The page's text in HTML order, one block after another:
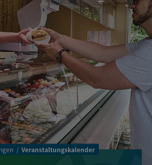
Veranstaltungskalender